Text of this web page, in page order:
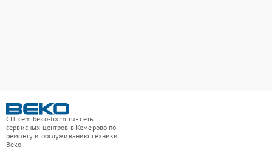
СЦ kem.beko-fixim.ru - сеть
сервисных центров в Кемерово по
ремонту и обслуживанию техники
Beko